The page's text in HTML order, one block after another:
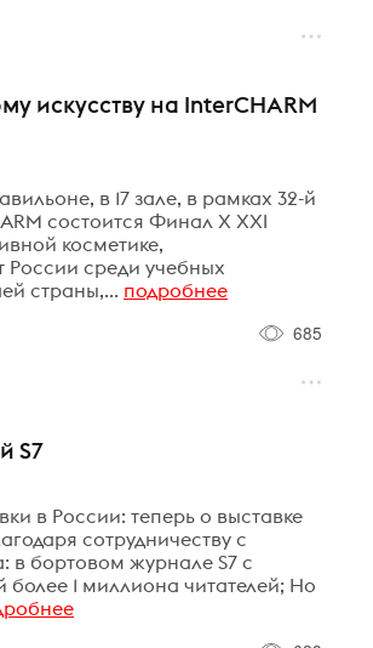
искусству на InterCHARM
в 17 зале, в рамках 32-й
состоится Финал Х XXI
косметике,
России среди учебных
страны,... подробнее
685
S7
в России: теперь о выставке
сотрудничеству с
в бортовом журнале S7 с
1 миллиона читателей; Но